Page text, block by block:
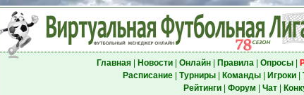
Главная| Новости| Онлайн| Правила| Опросы|
Расписание| Турниры| Команды| Игроки|
Рейтинги| Форум Чат|